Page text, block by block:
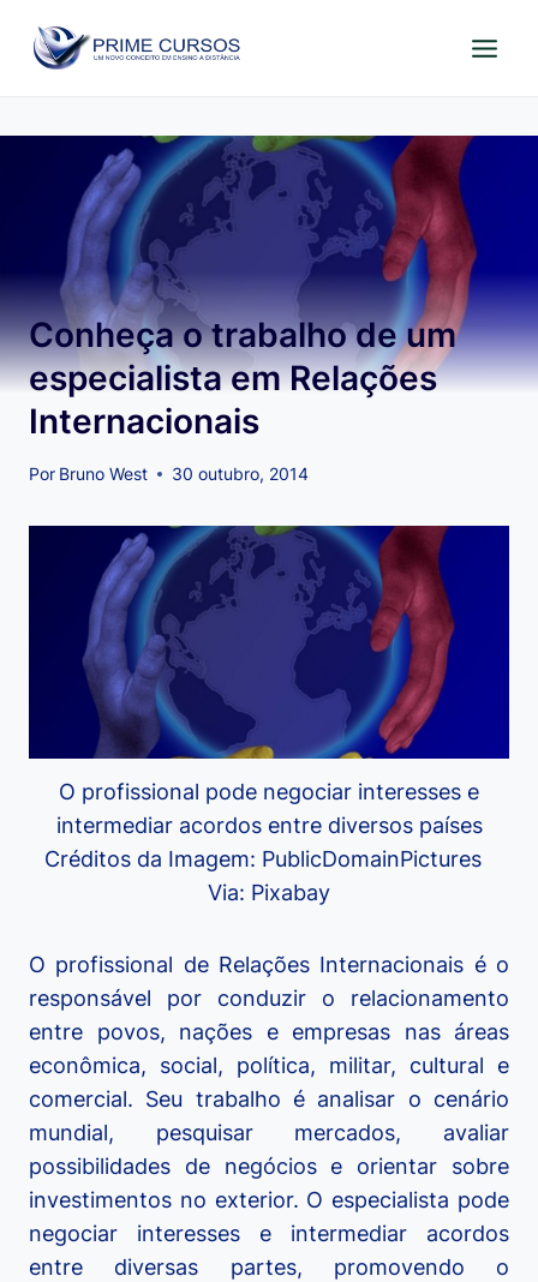
para
Conheça o trabalho de um
especialista em Relações
Internacionais
Por Bruno West 30 outubro, 2014
O profissional pode negociar interesses e
intermediar acordos entre diversos países
Créditos da Imagem: PublicDomainPictures
Via: Pixabay
O profissional de Relações Internacionais é o
responsável por conduzir o relacionamento
entre povos, nações e empresas nas áreas
econômica, social, política, militar, cultural e
comercial. Seu trabalho é analisar o cenário
mundial, pesquisar mercados, avaliar
possibilidades de negócios e orientar sobre
investimentos no exterior. O especialista pode
negociar interesses e intermediar acordos
entre diversas partes, promovendo o